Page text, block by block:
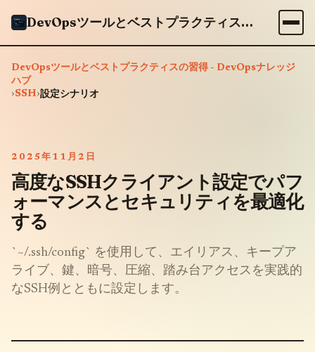
DevOpsツールとベストプラクティスの習得 - DevOpsナレッジハブ
DevOpsツールとベストプラクティスの習得 - DevOpsナレッジ
ハブ
›SSH›設定シナリオ
2025年11月2日
高度なSSHクライアント設定でパフ
ォーマンスとセキュリティを最適化
する
`~/.ssh/config` を使用して、エイリアス、キープア
ライブ、鍵、暗号、圧縮、踏み台アクセスを実践的
なSSH例とともに設定します。